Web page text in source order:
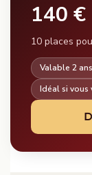
140 €
10 places
Valable 2 ans
Idéal si vous